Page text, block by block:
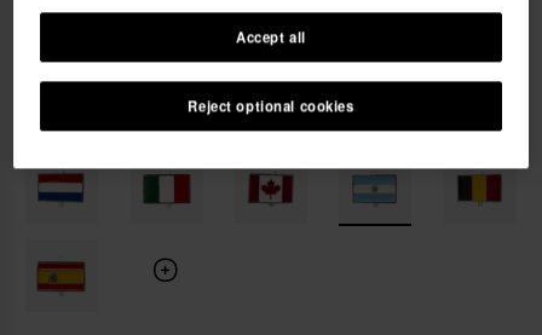
Reject optional cookies
Accept all